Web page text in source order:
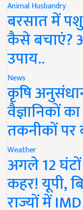
Animal Husbandry
बरसात में
कैसे बचाएं?
उपाय..
News
कृषि
वैज्ञानिकों
तकनीकों पर
Weather
अगले 12
कहर! यूपी,
राज्यों में